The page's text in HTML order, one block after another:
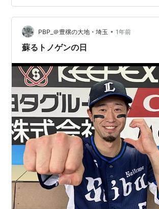
ではあるが、その選択が正しかったかど
ズンがファイナルアンサーだろう。 大卒
でなければ、…
PBP_＠豊穣の大地・埼玉 • 1年前
蘇るトノゲンの日